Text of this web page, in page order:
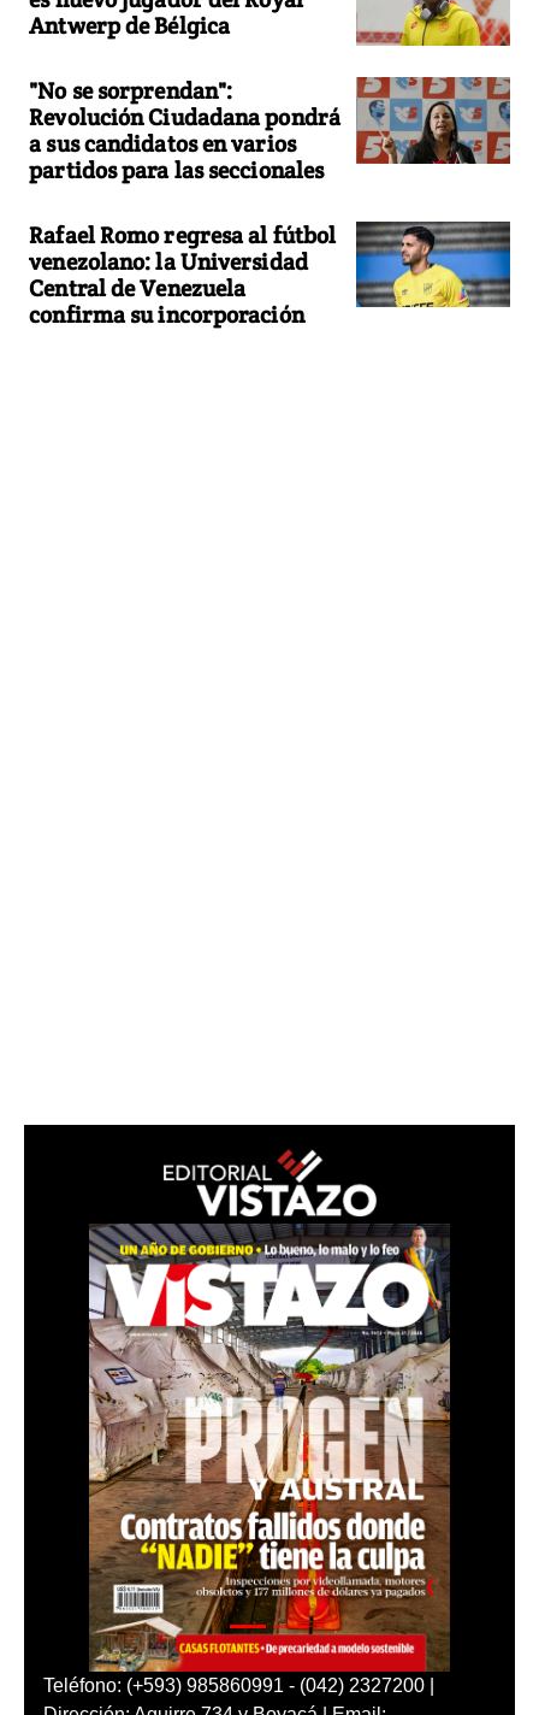
Antwerp de Bélgica
"No se sorprendan":
Revolución Ciudadana pondrá
a sus candidatos en varios
partidos para las seccionales
Rafael Romo regresa al fútbol
venezolano: la Universidad
Central de Venezuela
confirma su incorporación
Teléfono: (+593) 985860991 - (042) 2327200 |